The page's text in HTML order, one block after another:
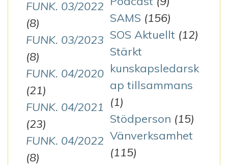
FUNK. 03/2022
(8)
FUNK. 03/2023
(8)
FUNK. 04/2020
(21)
FUNK. 04/2021
(23)
FUNK. 04/2022
(8)
SAMS (156)
SOS Aktuellt (12)
Stärkt
kunskapsledarsk
ap tillsammans
(1)
Stödperson (15)
Vänverksamhet
(115)